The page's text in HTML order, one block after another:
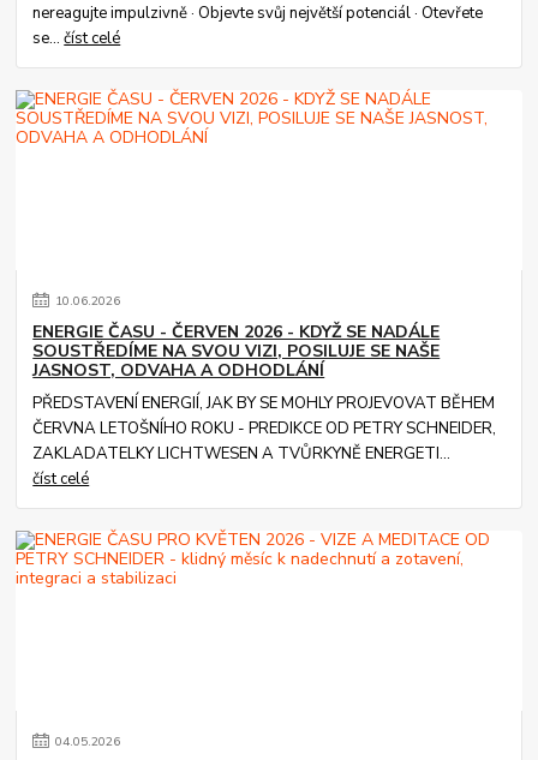
nereagujte impulzivně · Objevte svůj největší potenciál · Otevřete
se...číst celé
10.06.2026
ENERGIE ČASU - ČERVEN 2026 - KDYŽ SE NADÁLE
SOUSTŘEDÍME NA SVOU VIZI, POSILUJE SE NAŠE
JASNOST, ODVAHA A ODHODLÁNÍ
PŘEDSTAVENÍ ENERGIÍ, JAK BY SE MOHLY PROJEVOVAT BĚHEM
ČERVNA LETOŠNÍHO ROKU - PREDIKCE OD PETRY SCHNEIDER,
ZAKLADATELKY LICHTWESEN A TVŮRKYNĚ ENERGETI...
číst celé
04.05.2026